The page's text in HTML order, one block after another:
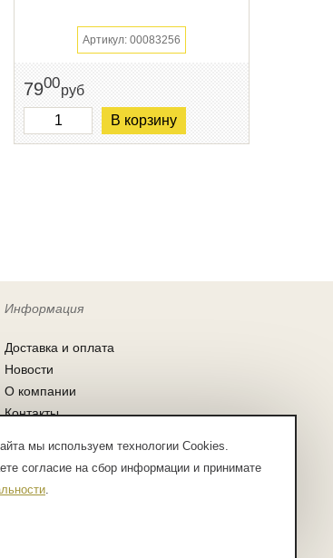
Артикул: 00083256
7900руб
В корзину
Информация
Доставка и оплата
Новости
О компании
Контакты
мы используем технологии Cookies.
согласие на сбор информации и принимате
.